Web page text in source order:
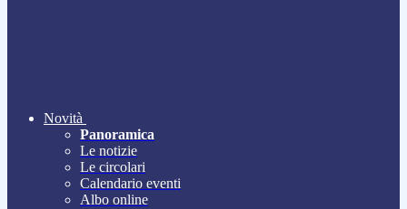
Novità
Panoramica
Le notizie
Le circolari
Calendario eventi
Albo online